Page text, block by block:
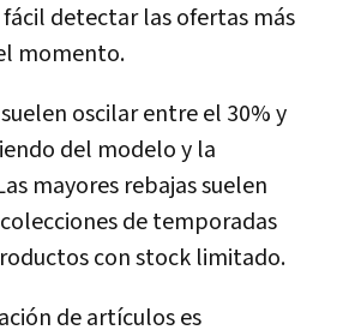
fácil detectar las ofertas más
momento.
oscilar entre el 30% y
del modelo y la
mayores rebajas suelen
de temporadas
con stock limitado.
de artículos es